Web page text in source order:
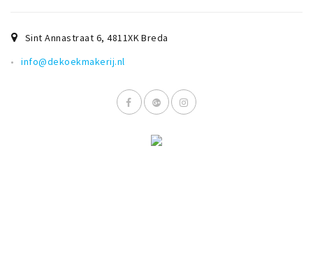
Sint Annastraat 6,4811XKBreda
info@dekoekmakerij.nl